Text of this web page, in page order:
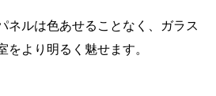
ネルは色あせることなく、ガラス
より明るく魅せます。